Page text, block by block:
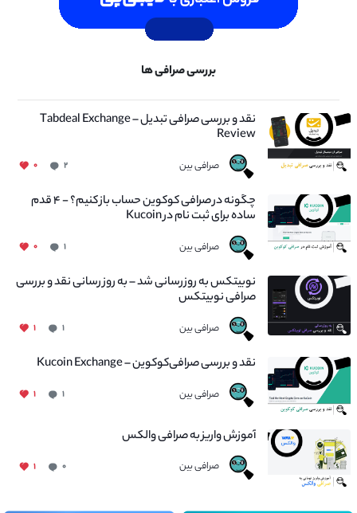
بررسی صرافی ها
نقد و بررسی صرافی تبدیل – Tabdeal Exchange
Review
صرافی بین ۲ ۰
چگونه در صرافی کوکوین حساب باز کنیم؟ - ۴ قدم
ساده برای ثبت نام در Kucoin
صرافی بین ۱ ۰
نوبیتکس به روزرسانی شد – به روز رسانی نقد و بررسی
صرافی نوبیتکس
صرافی بین ۱ ۱
نقد و بررسی صرافی‌کوکوین – Kucoin Exchange
صرافی بین ۱ ۱
آموزش واریز به صرافی والکس
صرافی بین ۰ ۱